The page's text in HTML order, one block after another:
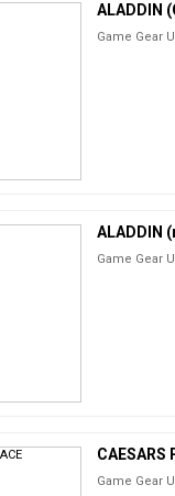
ALADDIN
Game Gear
ALADDIN
Game Gear
CAESARS
Game Gear